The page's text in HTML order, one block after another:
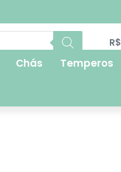
R$
Chás Temperos